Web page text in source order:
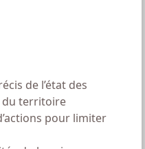
de l’état des
du territoire
pour limiter